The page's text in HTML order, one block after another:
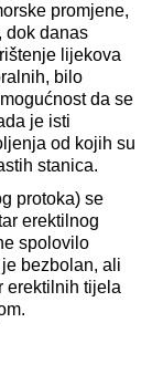
promjene,
dok danas
lijekova
bilo
da se
je isti
od kojih su
stanica.
protoka) se
erektilnog
spolovilo
bezbolan, ali
erektilnih tijela